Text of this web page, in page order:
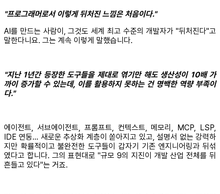
"프로그래머로서 이렇게 뒤처진 느낌은 처음이다."
AI를 만드는 사람이, 그것도 세계 최고 수준의 개발자가 "뒤처진다"고
말한다니요. 그는 계속 이렇게 말했습니다.
"지난 1년간 등장한 도구들을 제대로 엮기만 해도 생산성이 10배 가
까이 증가할 수 있는데, 이를 활용하지 못하는 건 명백한 역량 부족이
다."
에이전트, 서브에이전트, 프롬프트, 컨텍스트, 메모리, MCP, LSP,
IDE 연동... 새로운 추상화 계층이 쏟아지고 있고, 설명서 없는 강력하
지만 확률적이고 불완전한 도구들이 갑자기 기존 엔지니어링과 뒤섞
였다고 합니다. 그의 표현대로 "규모 9의 지진이 개발 산업 전체를 뒤
흔들고 있다"는 거죠.